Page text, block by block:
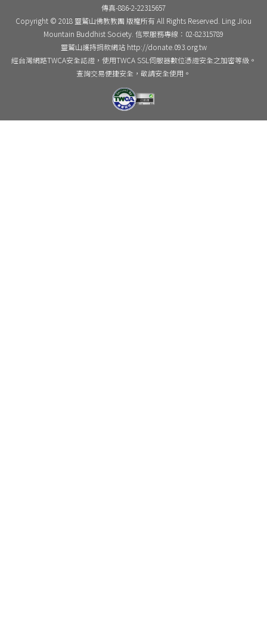
傳真-886-2-22315657
Copyright © 2018 靈鷲山佛教教團 版權所有 All Rights Reserved. Ling Jiou
Mountain Buddhist Society. 信眾服務專線：02-82315789
靈鷲山護持捐款網站 http://donate.093.org.tw
經台灣網路TWCA安全認證，使用TWCA SSL伺服器數位憑證安全之加密等級。
查詢交易便捷安全，敬請安全使用。